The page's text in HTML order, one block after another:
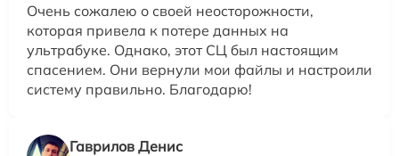
Очень сожалею о своей неосторожности,
которая привела к потере данных на
ультрабуке. Однако, этот СЦ был настоящим
спасением. Они вернули мои файлы и настроили
систему правильно. Благодарю!
Гаврилов Денис